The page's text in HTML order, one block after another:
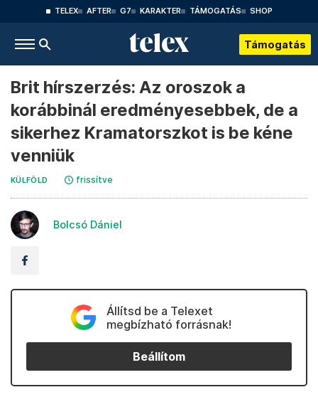
TELEX AFTER G7 KARAKTER TÁMOGATÁS SHOP
Támogatás
Brit hírszerzés: Az oroszok a
korábbinál eredményesebbek, de a
sikerhez Kramatorszkot is be kéne
venniük
KÜLFÖLD frissítve
Bolcsó Dániel
Állítsd be a Telexet
megbízható forrásnak!
Beállítom